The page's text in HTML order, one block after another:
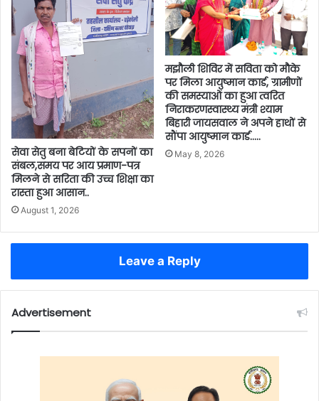
सेवा सेतु बना बेटियों के सपनों का
संबल,समय पर आय प्रमाण-पत्र
मिलने से सरिता की उच्च शिक्षा का
रास्ता हुआ आसान..
August 1, 2026
मझौली शिविर में सविता को मौके
पर मिला आयुष्मान कार्ड, ग्रामीणों
की समस्याओं का हुआ त्वरित
निराकरणस्वास्थ्य मंत्री श्याम
बिहारी जायसवाल ने अपने हाथों से
सौंपा आयुष्मान कार्ड…..
May 8, 2026
Leave a Reply
Advertisement